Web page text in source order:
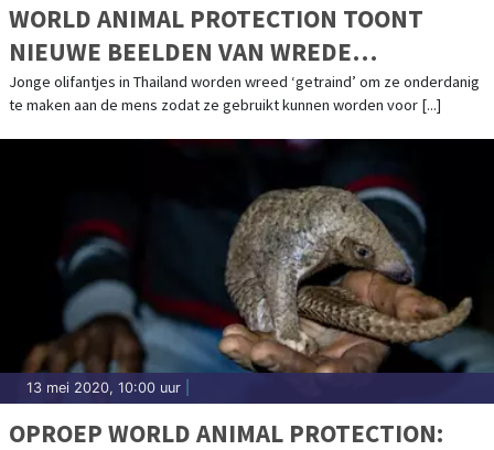
WORLD ANIMAL PROTECTION TOONT
NIEUWE BEELDEN VAN WREDE
OLIFANTENTRAINING
Jonge olifantjes in Thailand worden wreed ‘getraind’ om ze onderdanig
te maken aan de mens zodat ze gebruikt kunnen worden voor [...]
13 mei 2020, 10:00 uur
OPROEP WORLD ANIMAL PROTECTION: